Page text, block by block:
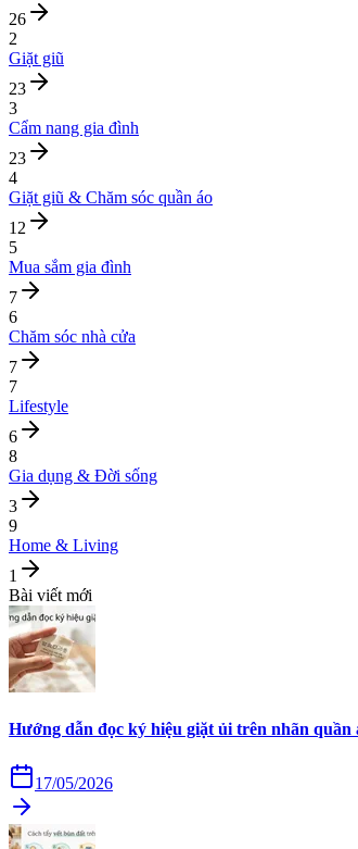
26
2
Giặt giũ
23
3
Cẩm nang gia đình
23
4
Giặt giũ & Chăm sóc quần áo
12
5
Mua sắm gia đình
7
6
Chăm sóc nhà cửa
7
7
Lifestyle
6
8
Gia dụng & Đời sống
3
9
Home & Living
1
Bài viết mới
Hướng dẫn đọc ký hiệu giặt ủi trên nhãn quần
17/05/2026